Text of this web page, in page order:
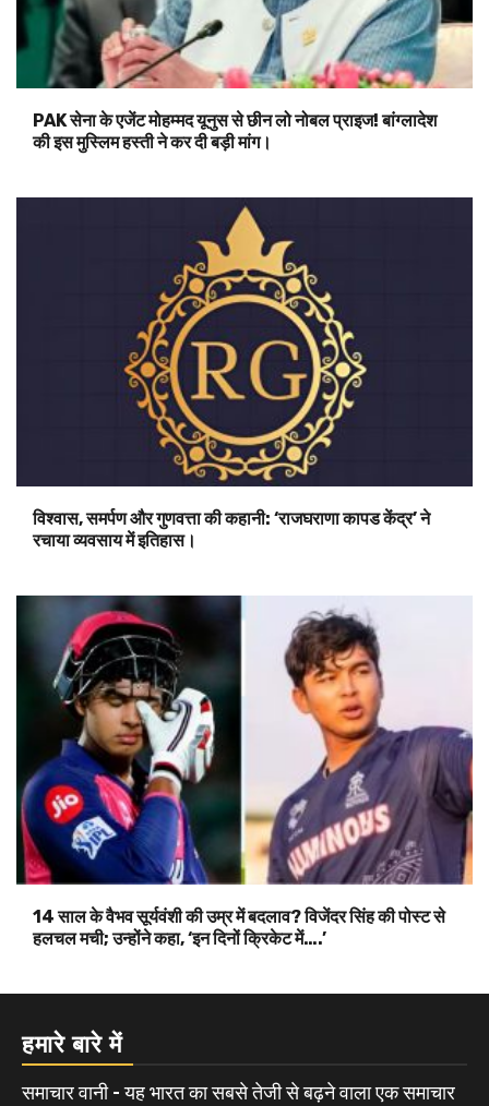
PAK सेना के एजेंट मोहम्मद यूनुस से छीन लो नोबल प्राइज! बांग्लादेश
की इस मुस्लिम हस्ती ने कर दी बड़ी मांग।
विश्वास, समर्पण और गुणवत्ता की कहानी: ‘राजघराणा कापड केंद्र’ ने
रचाया व्यवसाय में इतिहास।
14 साल के वैभव सूर्यवंशी की उम्र में बदलाव? विजेंदर सिंह की पोस्ट से
हलचल मची; उन्होंने कहा, ‘इन दिनों क्रिकेट में….’
हमारे बारे में
समाचार वानी - यह भारत का सबसे तेजी से बढ़ने वाला एक समाचार